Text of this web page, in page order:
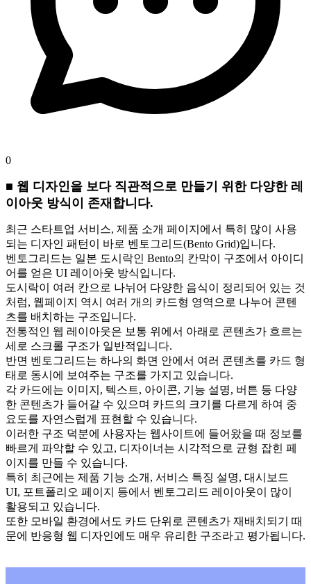
0
■ 웹 디자인을 보다 직관적으로 만들기 위한 다양한 레
이아웃 방식이 존재합니다.
최근 스타트업 서비스, 제품 소개 페이지에서 특히 많이 사용
되는 디자인 패턴이 바로 벤토그리드(Bento Grid)입니다.
벤토그리드는 일본 도시락인 Bento의 칸막이 구조에서 아이디
어를 얻은 UI 레이아웃 방식입니다.
도시락이 여러 칸으로 나뉘어 다양한 음식이 정리되어 있는 것
처럼, 웹페이지 역시 여러 개의 카드형 영역으로 나누어 콘텐
츠를 배치하는 구조입니다.
전통적인 웹 레이아웃은 보통 위에서 아래로 콘텐츠가 흐르는
세로 스크롤 구조가 일반적입니다.
반면 벤토그리드는 하나의 화면 안에서 여러 콘텐츠를 카드 형
태로 동시에 보여주는 구조를 가지고 있습니다.
각 카드에는 이미지, 텍스트, 아이콘, 기능 설명, 버튼 등 다양
한 콘텐츠가 들어갈 수 있으며 카드의 크기를 다르게 하여 중
요도를 자연스럽게 표현할 수 있습니다.
이러한 구조 덕분에 사용자는 웹사이트에 들어왔을 때 정보를
빠르게 파악할 수 있고, 디자이너는 시각적으로 균형 잡힌 페
이지를 만들 수 있습니다.
특히 최근에는 제품 기능 소개, 서비스 특징 설명, 대시보드
UI, 포트폴리오 페이지 등에서 벤토그리드 레이아웃이 많이
활용되고 있습니다.
또한 모바일 환경에서도 카드 단위로 콘텐츠가 재배치되기 때
문에 반응형 웹 디자인에도 매우 유리한 구조라고 평가됩니다.